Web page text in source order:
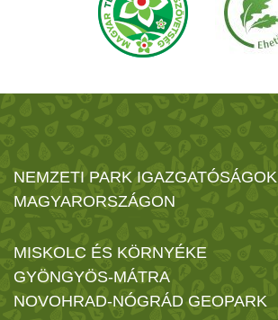
NEMZETI PARK IGAZGATÓSÁGOK
MAGYARORSZÁGON
MISKOLC ÉS KÖRNYÉKE
GYÖNGYÖS-MÁTRA
NOVOHRAD-NÓGRÁD GEOPARK